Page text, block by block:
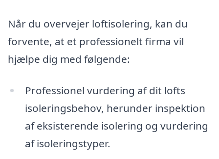
Når du overvejer loftisolering, kan du
forvente, at et professionelt firma vil
hjælpe dig med følgende:
Professionel vurdering af dit lofts
isoleringsbehov, herunder inspektion
af eksisterende isolering og vurdering
af isoleringstyper.